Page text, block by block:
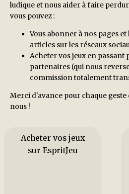
ludique et nous aider à faire
vous pouvez :
Vous abonner à nos pages
articles sur les réseaux
Acheter vos jeux en
partenaires (qui nous
commission totalement
Merci d'avance pour chaque geste
nous !
Acheter vos jeux
sur EspritJeu